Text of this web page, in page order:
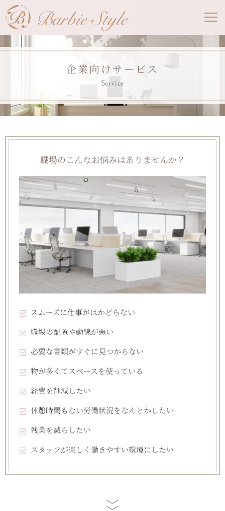
企業向けサービス
Service
職場のこんなお悩みはありませんか？
スムーズに仕事がはかどらない
職場の配置や動線が悪い
必要な書類がすぐに見つからない
物が多くてスペースを使っている
経費を削減したい
休憩時間もない労働状況をなんとかしたい
残業を減らしたい
スタッフが楽しく働きやすい環境にしたい